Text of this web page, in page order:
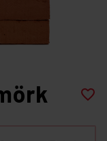
favorite_border